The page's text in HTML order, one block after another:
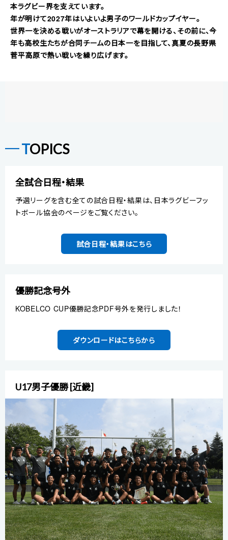
本ラグビー界を支えています。
年が明けて2027年はいよいよ男子のワールドカップイヤー。
世界一を決める戦いがオーストラリアで幕を開ける、その前に、今
年も高校生たちが合同チームの日本一を目指して、真夏の長野県
菅平高原で熱い戦いを繰り広げます。
TOPICS
全試合日程・結果
予選リーグを含む全ての試合日程・結果は、日本ラグビーフッ
トボール協会のページをご覧ください。
試合日程・結果はこちら
優勝記念号外
KOBELCO CUP優勝記念PDF号外を発行しました！
ダウンロードはこちらから
U17男子優勝 [近畿]